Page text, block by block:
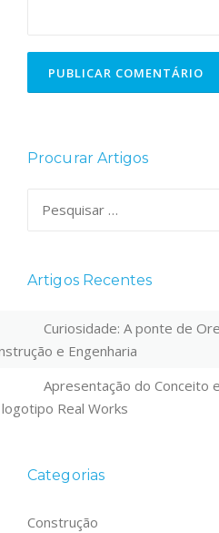
Procurar Artigos
Artigos Recentes
Curiosidade: A ponte de
e Engenharia
Apresentação do Conceito
Real Works
Categorias
Construção